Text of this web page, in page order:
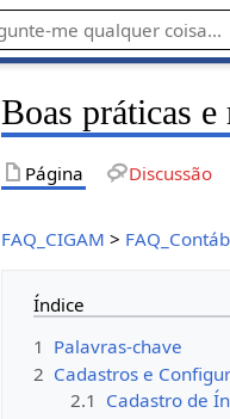
Boas práticas
Página Discussão
FAQ_CIGAM >
Índice
1 Palavras-chave
2 Cadastros e
2.1 Cadastro de